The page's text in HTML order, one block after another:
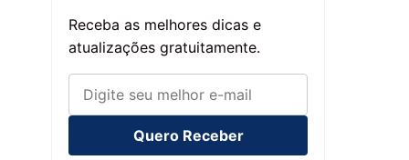
Receba as melhores dicas e
atualizações gratuitamente.
Quero Receber